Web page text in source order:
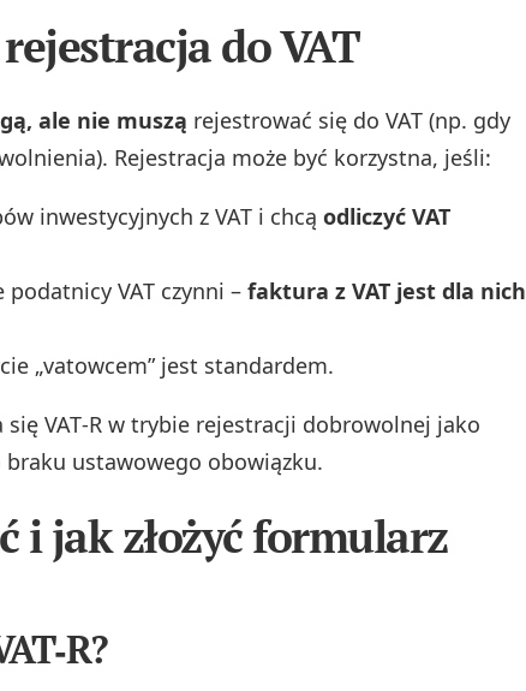
do VAT
ale nie muszą rejestrować się do VAT (np. gdy
Rejestracja może być korzystna, jeśli:
inwestycyjnych z VAT i chcą odliczyć VAT
VAT czynni – faktura z VAT jest dla nich
„vatowcem” jest standardem.
VAT‑R w trybie rejestracji dobrowolnej jako
ustawowego obowiązku.
i jak złożyć formularz